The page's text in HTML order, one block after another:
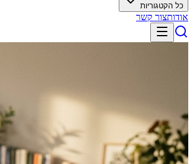
כל הקטגוריות
אודותצור קשר